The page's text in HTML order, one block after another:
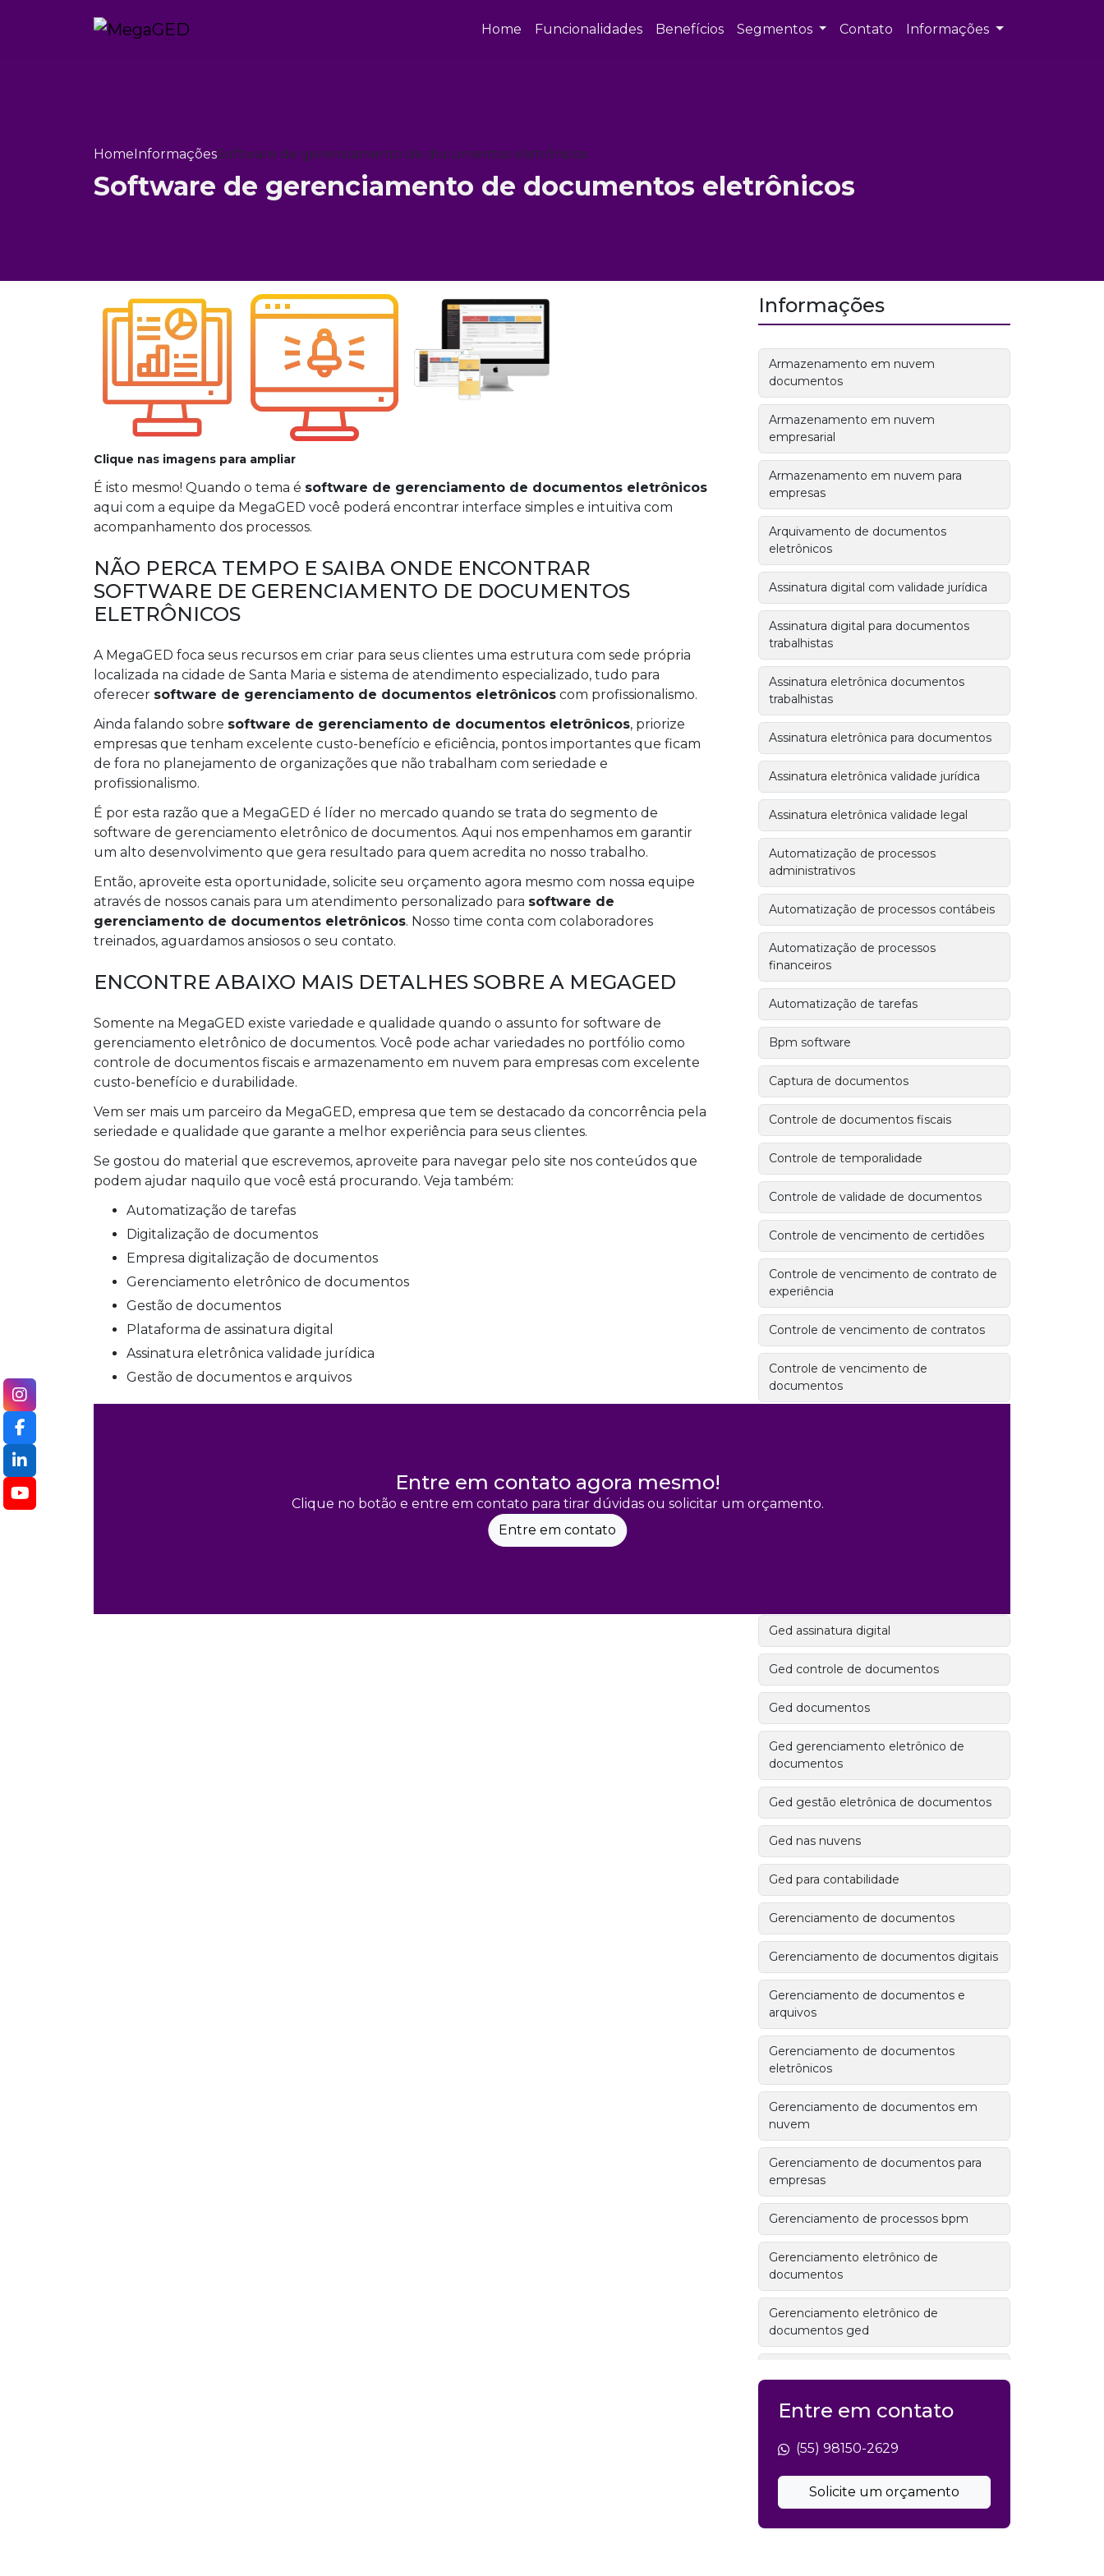
Home Funcionalidades Benefícios Segmentos Contato Informações
HomeInformaçõesSoftware de gerenciamento de documentos eletrônicos
Software de gerenciamento de documentos eletrônicos
Clique nas imagens para ampliar
É isto mesmo! Quando o tema é software de gerenciamento de documentos eletrônicos
aqui com a equipe da MegaGED você poderá encontrar interface simples e intuitiva com
acompanhamento dos processos.
NÃO PERCA TEMPO E SAIBA ONDE ENCONTRAR
SOFTWARE DE GERENCIAMENTO DE DOCUMENTOS
ELETRÔNICOS
A MegaGED foca seus recursos em criar para seus clientes uma estrutura com sede própria
localizada na cidade de Santa Maria e sistema de atendimento especializado, tudo para
oferecer software de gerenciamento de documentos eletrônicos com profissionalismo.
Ainda falando sobre software de gerenciamento de documentos eletrônicos, priorize
empresas que tenham excelente custo-benefício e eficiência, pontos importantes que ficam
de fora no planejamento de organizações que não trabalham com seriedade e
profissionalismo.
É por esta razão que a MegaGED é líder no mercado quando se trata do segmento de
software de gerenciamento eletrônico de documentos. Aqui nos empenhamos em garantir
um alto desenvolvimento que gera resultado para quem acredita no nosso trabalho.
Então, aproveite esta oportunidade, solicite seu orçamento agora mesmo com nossa equipe
através de nossos canais para um atendimento personalizado para software de
gerenciamento de documentos eletrônicos. Nosso time conta com colaboradores
treinados, aguardamos ansiosos o seu contato.
ENCONTRE ABAIXO MAIS DETALHES SOBRE A MEGAGED
Somente na MegaGED existe variedade e qualidade quando o assunto for software de
gerenciamento eletrônico de documentos. Você pode achar variedades no portfólio como
controle de documentos fiscais e armazenamento em nuvem para empresas com excelente
custo-benefício e durabilidade.
Vem ser mais um parceiro da MegaGED, empresa que tem se destacado da concorrência pela
seriedade e qualidade que garante a melhor experiência para seus clientes.
Se gostou do material que escrevemos, aproveite para navegar pelo site nos conteúdos que
podem ajudar naquilo que você está procurando. Veja também:
automatização de tarefas
digitalização de documentos
empresa digitalização de documentos
gerenciamento eletrônico de documentos
gestão de documentos
plataforma de assinatura digital
assinatura eletrônica validade jurídica
gestão de documentos e arquivos
Entre em contato agora mesmo!
Clique no botão e entre em contato para tirar dúvidas ou solicitar um orçamento.
Entre em contato
Informações
Armazenamento em nuvem
documentos
Armazenamento em nuvem
empresarial
Armazenamento em nuvem para
empresas
Arquivamento de documentos
eletrônicos
Assinatura digital com validade jurídica
Assinatura digital para documentos
trabalhistas
Assinatura eletrônica documentos
trabalhistas
Assinatura eletrônica para documentos
Assinatura eletrônica validade jurídica
Assinatura eletrônica validade legal
Automatização de processos
administrativos
Automatização de processos contábeis
Automatização de processos
financeiros
Automatização de tarefas
Bpm software
Captura de documentos
Controle de documentos fiscais
Controle de temporalidade
Controle de validade de documentos
Controle de vencimento de certidões
Controle de vencimento de contrato de
experiência
Controle de vencimento de contratos
Controle de vencimento de
documentos
Ged assinatura digital
Ged controle de documentos
Ged documentos
Ged gerenciamento eletrônico de
documentos
Ged gestão eletrônica de documentos
Ged nas nuvens
Ged para contabilidade
Gerenciamento de documentos
Gerenciamento de documentos digitais
Gerenciamento de documentos e
arquivos
Gerenciamento de documentos
eletrônicos
Gerenciamento de documentos em
nuvem
Gerenciamento de documentos para
empresas
Gerenciamento de processos bpm
Gerenciamento eletrônico de
documentos
Gerenciamento eletrônico de
documentos ged
Gestão de documentos administrativos
Gestão de documentos contábeis
Gestão de documentos digitais
Entre em contato
(55) 98150-2629
Solicite um orçamento